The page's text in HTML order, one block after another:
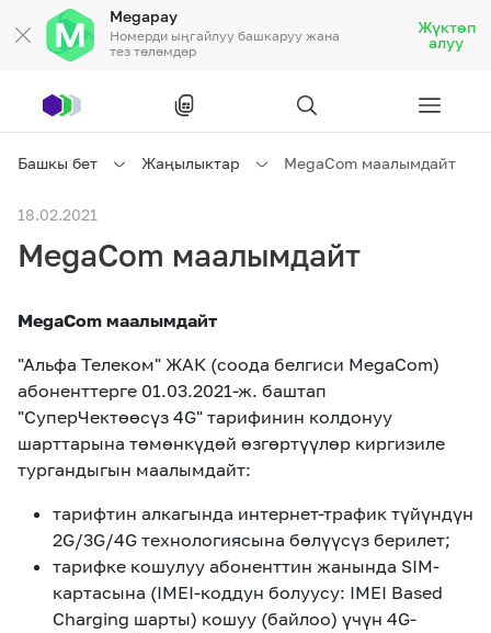
Megapay
Номерди ыңгайлуу башкаруу жана
тез төлөмдөр
Жүктөп
алуу
Жеке кардарларга
Жеке кардарларга
Ишкердик үчүн
Байланыш
Тарифтер Акциялар
Кызматтар
Башкы бет Жаңылыктар MegaCom маалымдайт
18.02.2021
MegaCom маалымдайт
MegaCom маалымдайт
"Альфа Телеком" ЖАК (соода белгиси MegaCom)
абоненттерге 01.03.2021-ж. баштап
"СуперЧектөөсүз 4G" тарифинин колдонуу
шарттарына төмөнкүдөй өзгөртүүлөр киргизиле
тургандыгын маалымдайт:
тарифтин алкагында интернет-трафик түйүндүн
2G/3G/4G технологиясына бөлүүсүз берилет;
тарифке кошулуу абоненттин жанында SIM-
картасына (IMEI-коддун болуусу: IMEI Based
Charging шарты) кошуу (байлоо) үчүн 4G-